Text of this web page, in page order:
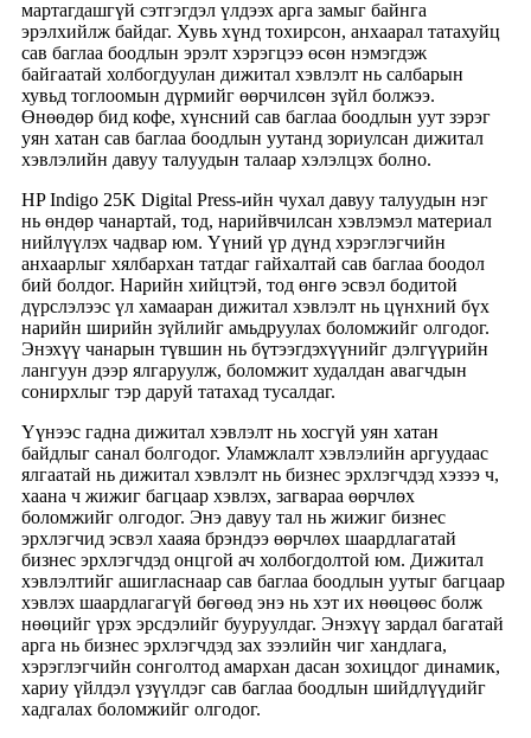
мартагдашгүй сэтгэгдэл үлдээх арга замыг байнга
эрэлхийлж байдаг. Хувь хүнд тохирсон, анхаарал татахуйц
сав баглаа боодлын эрэлт хэрэгцээ өсөн нэмэгдэж
байгаатай холбогдуулан дижитал хэвлэлт нь салбарын
хувьд тоглоомын дүрмийг өөрчилсөн зүйл болжээ.
Өнөөдөр бид кофе, хүнсний сав баглаа боодлын уут зэрэг
уян хатан сав баглаа боодлын уутанд зориулсан дижитал
хэвлэлийн давуу талуудын талаар хэлэлцэх болно.
HP Indigo 25K Digital Press-ийн чухал давуу талуудын нэг
нь өндөр чанартай, тод, нарийвчилсан хэвлэмэл материал
нийлүүлэх чадвар юм. Үүний үр дүнд хэрэглэгчийн
анхаарлыг хялбархан татдаг гайхалтай сав баглаа боодол
бий болдог. Нарийн хийцтэй, тод өнгө эсвэл бодитой
дүрслэлээс үл хамааран дижитал хэвлэлт нь цүнхний бүх
нарийн ширийн зүйлийг амьдруулах боломжийг олгодог.
Энэхүү чанарын түвшин нь бүтээгдэхүүнийг дэлгүүрийн
лангуун дээр ялгаруулж, боломжит худалдан авагчдын
сонирхлыг тэр даруй татахад тусалдаг.
Үүнээс гадна дижитал хэвлэлт нь хосгүй уян хатан
байдлыг санал болгодог. Уламжлалт хэвлэлийн аргуудаас
ялгаатай нь дижитал хэвлэлт нь бизнес эрхлэгчдэд хэзээ ч,
хаана ч жижиг багцаар хэвлэх, загвараа өөрчлөх
боломжийг олгодог. Энэ давуу тал нь жижиг бизнес
эрхлэгчид эсвэл хааяа брэндээ өөрчлөх шаардлагатай
бизнес эрхлэгчдэд онцгой ач холбогдолтой юм. Дижитал
хэвлэлтийг ашигласнаар сав баглаа боодлын уутыг багцаар
хэвлэх шаардлагагүй бөгөөд энэ нь хэт их нөөцөөс болж
нөөцийг үрэх эрсдэлийг бууруулдаг. Энэхүү зардал багатай
арга нь бизнес эрхлэгчдэд зах зээлийн чиг хандлага,
хэрэглэгчийн сонголтод амархан дасан зохицдог динамик,
хариу үйлдэл үзүүлдэг сав баглаа боодлын шийдлүүдийг
хадгалах боломжийг олгодог.